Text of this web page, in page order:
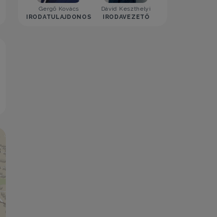
Gergő Kovács
IRODATULAJDONOS
Dávid Keszthelyi
IRODAVEZETŐ